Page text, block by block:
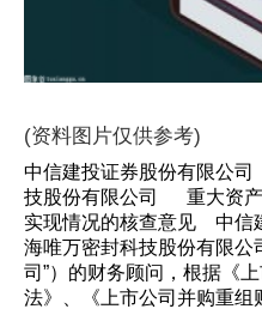
(资料图片仅供参考)
中信建投证券股份有限
技股份有限公司 重大资
实现情况的核查意见 中信
海唯万密封科技股份有限公
司”）的财务顾问，根据《
法》、《上市公司并购重组